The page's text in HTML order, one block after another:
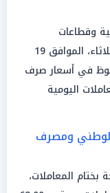
وقطاعات
المعاملات المالية بالبنوك المصرية اليوم الثلاثاء، الموافق 19
في أسعار صرف
اليومية
ومصرف
بختام المعاملات،